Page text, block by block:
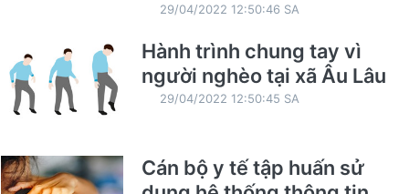
29/04/2022 12:50:46 SA
Hành trình chung tay vì
người nghèo tại xã Âu Lâu
29/04/2022 12:50:45 SA
Cán bộ y tế tập huấn sử